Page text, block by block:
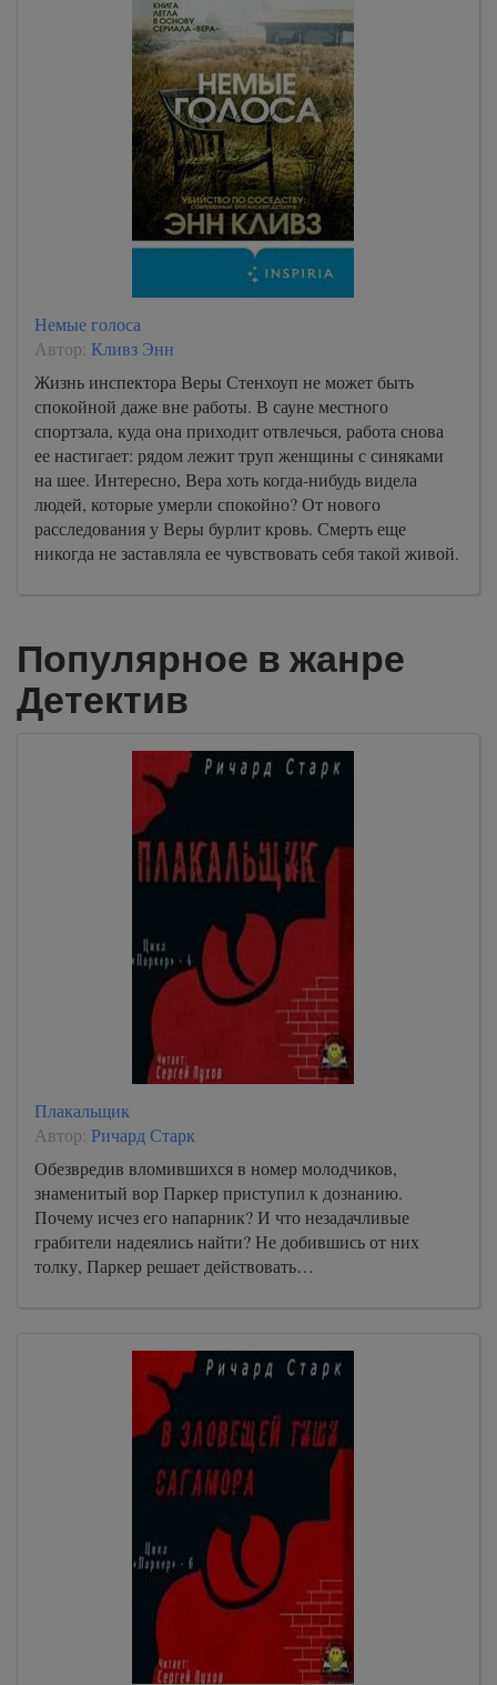
Немые голоса
Автор: Кливз Энн
Жизнь инспектора Веры Стенхоуп не может быть
спокойной даже вне работы. В сауне местного
спортзала, куда она приходит отвлечься, работа снова
ее настигает: рядом лежит труп женщины с синяками
на шее. Интересно, Вера хоть когда-нибудь видела
людей, которые умерли спокойно? От нового
расследования у Веры бурлит кровь. Смерть еще
никогда не заставляла ее чувствовать себя такой живой.
Популярное в жанре
Детектив
Плакальщик
Автор: Ричард Старк
Обезвредив вломившихся в номер молодчиков,
знаменитый вор Паркер приступил к дознанию.
Почему исчез его напарник? И что незадачливые
грабители надеялись найти? Не добившись от них
толку, Паркер решает действовать…